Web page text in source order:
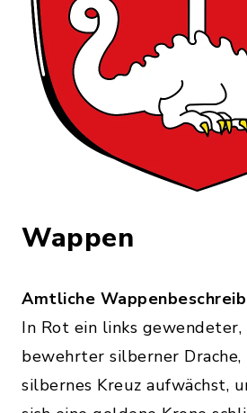
Wappen
Amtliche
In Rot ein links
bewehrter silberner
silbernes Kreuz aufwächst,